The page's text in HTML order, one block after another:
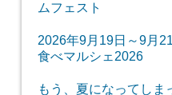
ムフェスト
2026年9月19日～9月
食べマルシェ2026
もう、夏になってしま